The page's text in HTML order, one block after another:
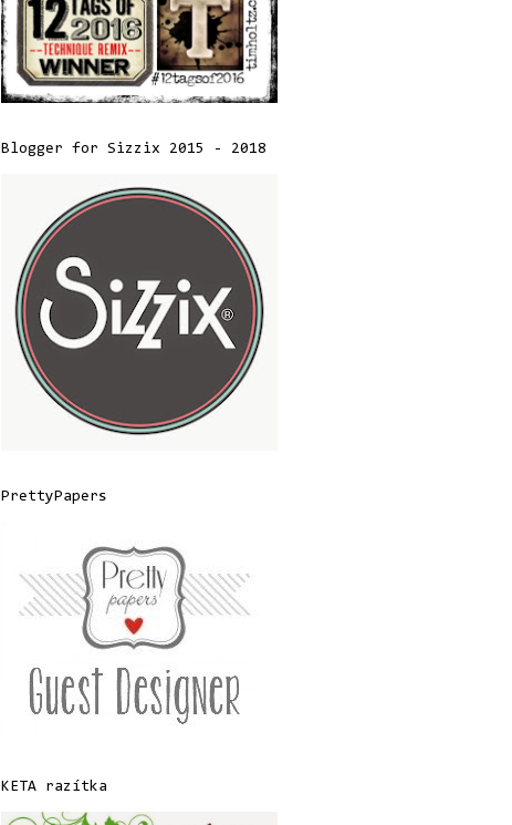
Blogger for Sizzix 2015 - 2018
PrettyPapers
KETA razítka